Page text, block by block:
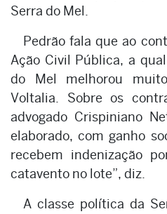
Serra do Mel.
Pedrão fala que ao
Ação Civil Pública, a
do Mel melhorou
Voltalia. Sobre os
advogado Crispiniano
elaborado, com ganho
recebem indenização
catavento no lote”, diz.
A classe política da